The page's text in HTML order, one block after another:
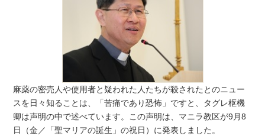
麻薬の密売人や使用者と疑われた人たちが殺されたとのニュー
スを日々知ることは、「苦痛であり恐怖」ですと、タグレ枢機
卿は声明の中で述べています。この声明は、マニラ教区が9月8
日（金／「聖マリアの誕生」の祝日）に発表しました。